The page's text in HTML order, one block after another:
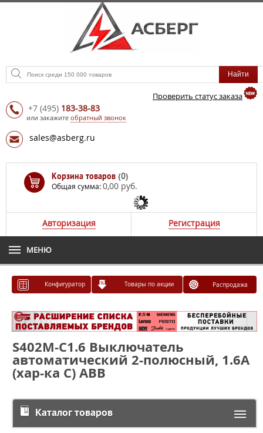
Проверить статус заказа
+7 (495) 183-38-83
или закажите обратный звонок
sales@asberg.ru
Корзина товаров (0)
Общая сумма:0,00 руб.
Авторизация Регистрация
МЕНЮ
Конфигуратор Товары по акции Распродажа
S402M-C1.6 Выключатель
автоматический 2-полюсный, 1.6A
(хар-ка С) ABB
Каталог товаров